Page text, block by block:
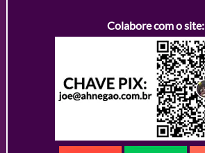
Colabore com o site: